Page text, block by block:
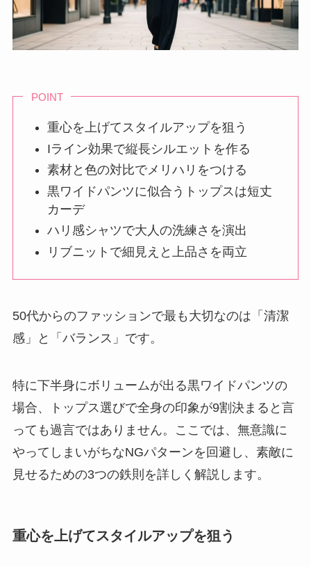
POINT
重心を上げてスタイルアップを狙う
Iライン効果で縦長シルエットを作る
素材と色の対比でメリハリをつける
黒ワイドパンツに似合うトップスは短丈
カーデ
ハリ感シャツで大人の洗練さを演出
リブニットで細見えと上品さを両立
50代からのファッションで最も大切なのは「清潔
感」と「バランス」です。
特に下半身にボリュームが出る黒ワイドパンツの
場合、トップス選びで全身の印象が9割決まると言
っても過言ではありません。ここでは、無意識に
やってしまいがちなNGパターンを回避し、素敵に
見せるための3つの鉄則を詳しく解説します。
重心を上げてスタイルアップを狙う